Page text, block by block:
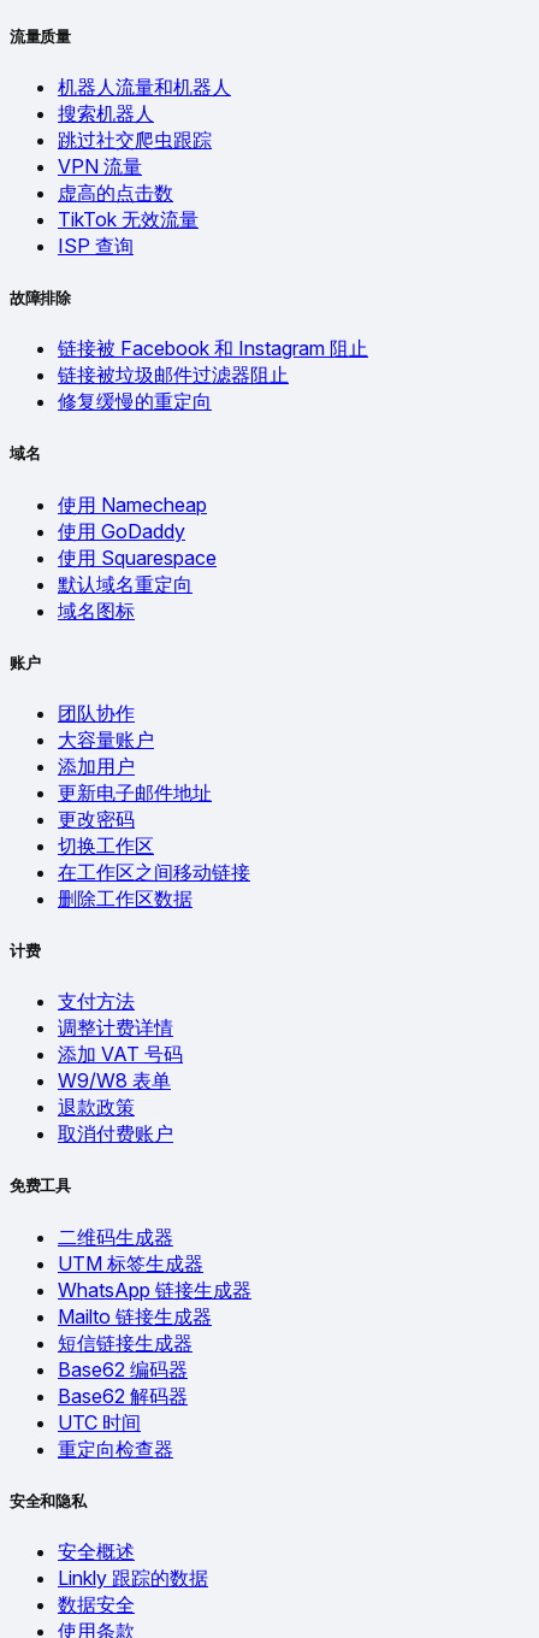
流量质量
机器人流量和机器人
搜索机器人
跳过社交爬虫跟踪
VPN 流量
虚高的点击数
TikTok 无效流量
ISP 查询
故障排除
链接被 Facebook 和 Instagram 阻止
链接被垃圾邮件过滤器阻止
修复缓慢的重定向
域名
使用 Namecheap
使用 GoDaddy
使用 Squarespace
默认域名重定向
域名图标
账户
团队协作
大容量账户
添加用户
更新电子邮件地址
更改密码
切换工作区
在工作区之间移动链接
删除工作区数据
计费
支付方法
调整计费详情
添加 VAT 号码
W9/W8 表单
退款政策
取消付费账户
免费工具
二维码生成器
UTM 标签生成器
WhatsApp 链接生成器
Mailto 链接生成器
短信链接生成器
Base62 编码器
Base62 解码器
UTC 时间
重定向检查器
安全和隐私
安全概述
Linkly 跟踪的数据
数据安全
使用条款